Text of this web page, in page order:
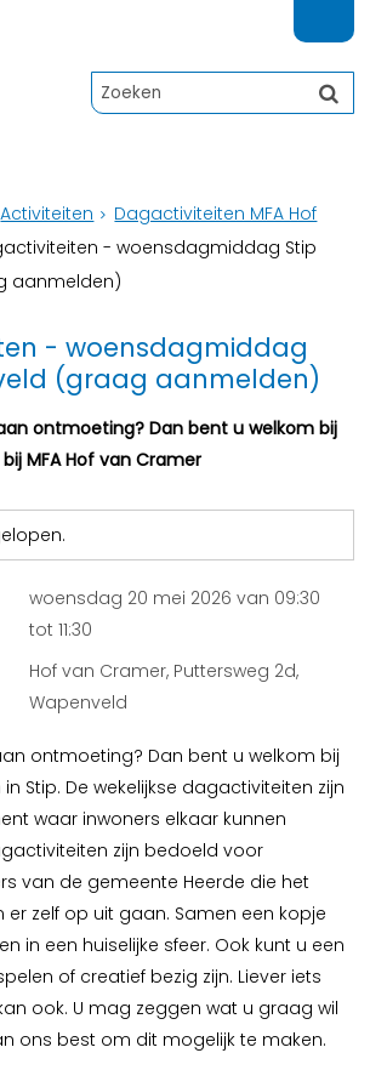
Activiteiten
Dagactiviteiten MFA Hof
- woensdagmiddag Stip
aanmelden)
- woensdagmiddag
(graag aanmelden)
ontmoeting? Dan bent u welkom bij
MFA Hof van Cramer
woensdag 20 mei 2026 van 09:30
tot 11:30
Hof van Cramer, Puttersweg 2d,
Wapenveld
ontmoeting? Dan bent u welkom bij
Stip. De wekelijkse dagactiviteiten zijn
waar inwoners elkaar kunnen
zijn bedoeld voor
van de gemeente Heerde die het
er zelf op uit gaan. Samen een kopje
in een huiselijke sfeer. Ook kunt u een
of creatief bezig zijn. Liever iets
ook. U mag zeggen wat u graag wil
ons best om dit mogelijk te maken.